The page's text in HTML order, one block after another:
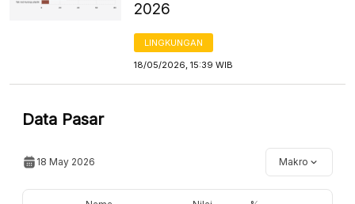
2026
LINGKUNGAN
18/05/2026, 15:39 WIB
Data Pasar
18 May 2026 Makro